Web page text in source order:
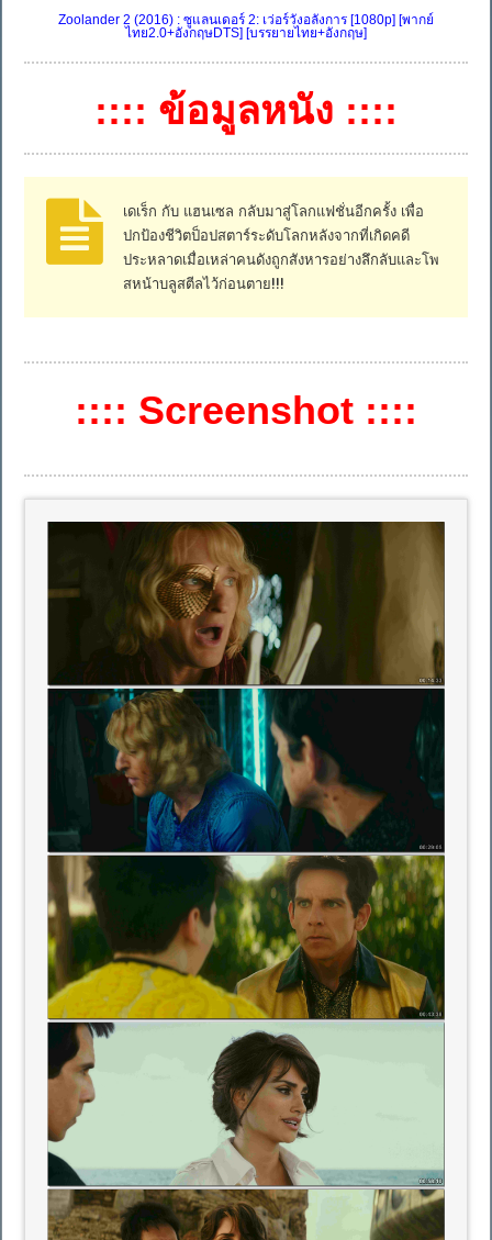
Zoolander 2 (2016) : ซูแลนเดอร์ 2: เว่อร์วังอลังการ [1080p] [พากย์
ไทย2.0+อังกฤษDTS] [บรรยายไทย+อังกฤษ]
:::: ข้อมูลหนัง ::::
เดเร็ก กับ แฮนเซล กลับมาสู่โลกแฟชั่นอีกครั้ง เพื่อ
ปกป้องชีวิตป็อปสตาร์ระดับโลกหลังจากที่เกิดคดี
ประหลาดเมื่อเหล่าคนดังถูกสังหารอย่างลึกลับและโพ
สหน้าบลูสตีลไว้ก่อนตาย!!!
:::: Screenshot ::::